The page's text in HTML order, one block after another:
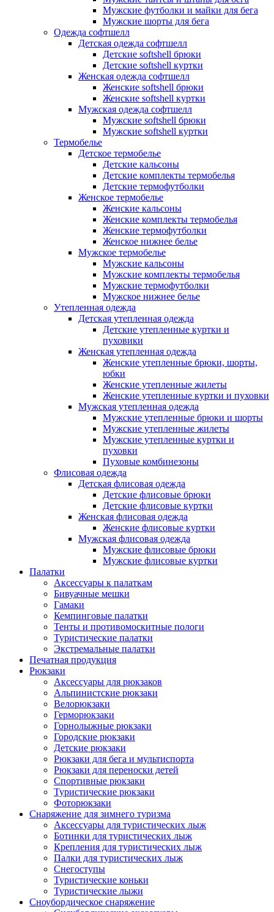
Мужские футболки и майки для бега
Мужские шорты для бега
Одежда софтшелл
Детская одежда софтшелл
Детские softshell брюки
Детские softshell куртки
Женская одежда софтшелл
Женские softshell брюки
Женские softshell куртки
Мужская одежда софтшелл
Мужские softshell брюки
Мужские softshell куртки
Термобелье
Детское термобелье
Детские кальсоны
Детские комплекты термобелья
Детские термофутболки
Женское термобелье
Женские кальсоны
Женские комплекты термобелья
Женские термофутболки
Женское нижнее белье
Мужское термобелье
Мужские кальсоны
Мужские комплекты термобелья
Мужские термофутболки
Мужское нижнее белье
Утепленная одежда
Детская утепленная одежда
Детские утепленные куртки и
пуховики
Женская утепленная одежда
Женские утепленные брюки, шорты,
юбки
Женские утепленные жилеты
Женские утепленные куртки и пуховки
Мужская утепленная одежда
Мужские утепленные брюки и шорты
Мужские утепленные жилеты
Мужские утепленные куртки и
пуховки
Пуховые комбинезоны
Флисовая одежда
Детская флисовая одежда
Детские флисовые брюки
Детские флисовые куртки
Женская флисовая одежда
Женские флисовые куртки
Мужская флисовая одежда
Мужские флисовые брюки
Мужские флисовые куртки
Палатки
Аксессуары к палаткам
Бивуачные мешки
Гамаки
Кемпинговые палатки
Тенты и противомоскитные пологи
Туристические палатки
Экстремальные палатки
Печатная продукция
Рюкзаки
Аксессуары для рюкзаков
Альпинистские рюкзаки
Велорюкзаки
Герморюкзаки
Горнолыжные рюкзаки
Городские рюкзаки
Детские рюкзаки
Рюкзаки для бега и мультиспорта
Рюкзаки для переноски детей
Спортивные рюкзаки
Туристические рюкзаки
Фоторюкзаки
Снаряжение для зимнего туризма
Аксессуары для туристических лыж
Ботинки для туристических лыж
Крепления для туристических лыж
Палки для туристических лыж
Снегоступы
Туристические коньки
Туристические лыжи
Сноубордическое снаряжение